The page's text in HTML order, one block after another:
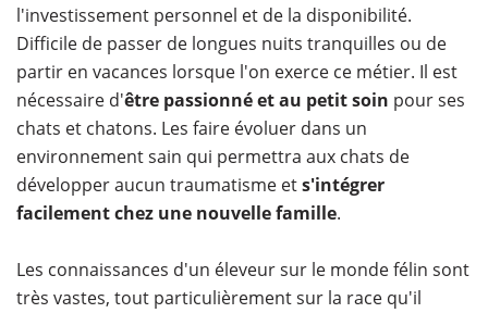
l'investissement personnel et de la disponibilité.
Difficile de passer de longues nuits tranquilles ou de
partir en vacances lorsque l'on exerce ce métier. Il est
nécessaire d'être passionné et au petit soin pour ses
chats et chatons. Les faire évoluer dans un
environnement sain qui permettra aux chats de
développer aucun traumatisme ets'intégrer
facilement chez une nouvelle famille.
Les connaissances d'un éleveur sur le monde félin sont
très vastes, tout particulièrement sur la race qu'il